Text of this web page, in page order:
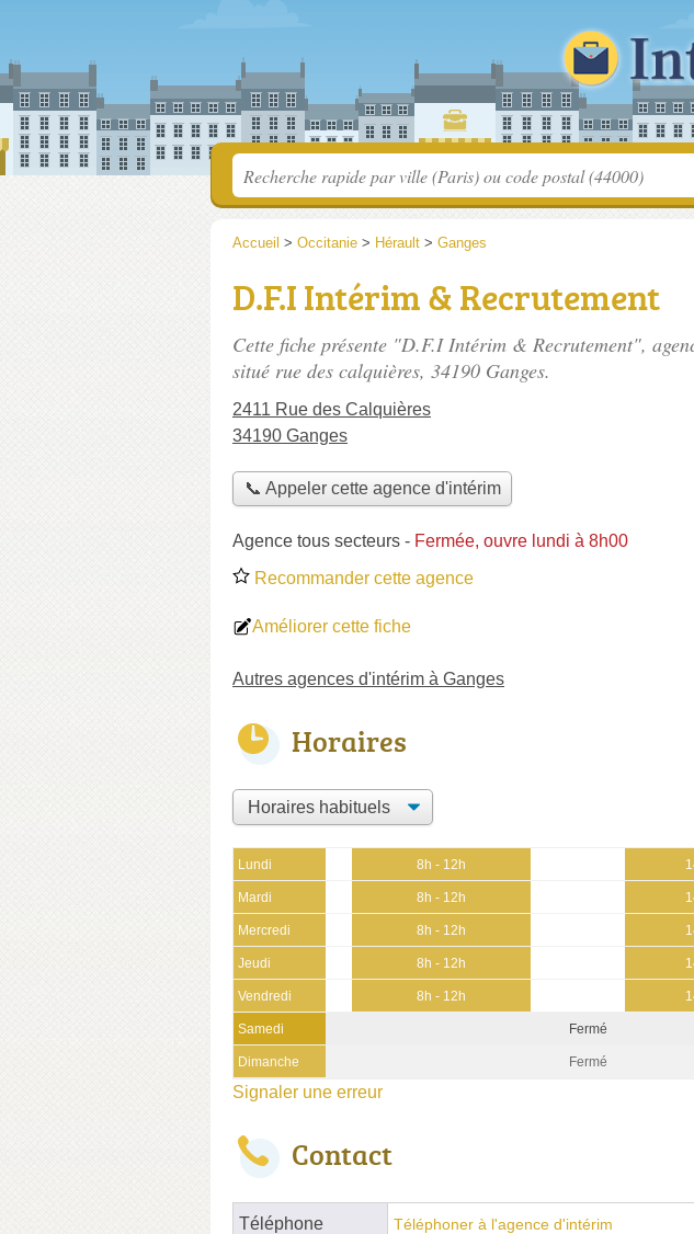
Accueil > Occitanie > Hérault > Ganges
D.F.I Intérim & Recrutement
Cette fiche présente "D.F.I Intérim & Recrutement",
situé rue des calquières, 34190 Ganges.
2411 Rue des Calquières
34190 Ganges
📞 Appeler cette agence d'intérim
Agence tous secteurs - Fermée, ouvre lundi à 8h00
Recommander cette agence
Améliorer cette fiche
Autres agences d'intérim à Ganges
Horaires
Lundi 8h - 12h
Mardi 8h - 12h
Mercredi 8h - 12h
Jeudi 8h - 12h
Vendredi 8h - 12h
Samedi Fermé
Dimanche Fermé
Signaler une erreur
Contact
Téléphone Téléphoner à l'agence d'intérim